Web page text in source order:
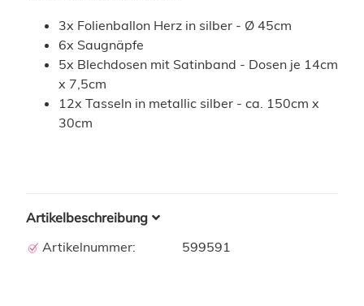
3x Folienballon Herz in silber - Ø 45cm
6x Saugnäpfe
5x Blechdosen mit Satinband - Dosen je 14cm
x 7,5cm
12x Tasseln in metallic silber - ca. 150cm x
30cm
Artikelbeschreibung
Artikelnummer:
599591